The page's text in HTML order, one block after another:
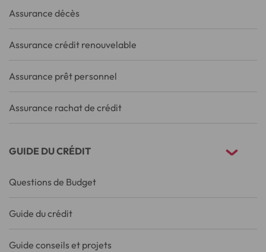
Assurance décès
Assurance crédit renouvelable
Assurance prêt personnel
Assurance rachat de crédit
GUIDE DU CRÉDIT
Questions de Budget
Guide du crédit
Guide conseils et projets